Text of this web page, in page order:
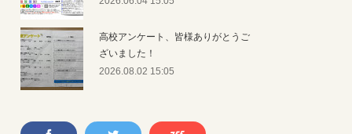
高校アンケート、皆様ありがとうご
ざいました！
2026.08.02 15:05